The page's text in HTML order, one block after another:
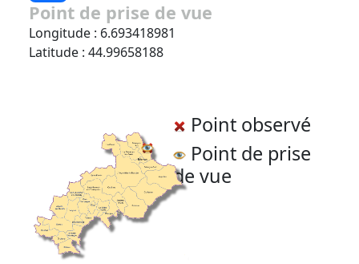
Point de prise de vue
Longitude : 6.693418981
Latitude : 44.99658188
Point observé
Point de prise
de vue